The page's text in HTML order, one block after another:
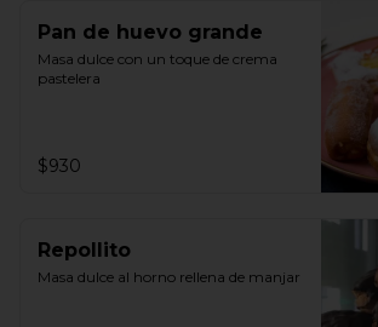
Pan de huevo grande
Masa dulce con un toque de crema
pastelera
$930
Repollito
Masa dulce al horno rellena de manjar